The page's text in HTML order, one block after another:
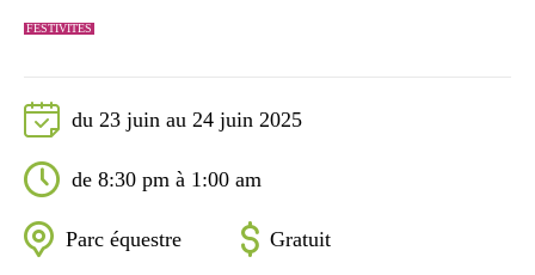
FESTIVITÉS
du 23 juin au 24 juin 2025
de 8:30 pm à 1:00 am
Parc équestre Gratuit